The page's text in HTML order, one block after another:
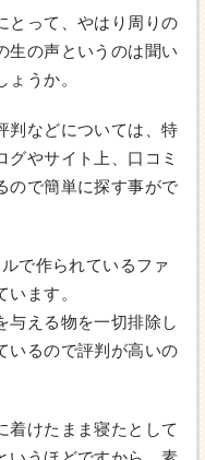
とって、やはり周りの
生の声というのは聞い
うか。
判などについては、特
グやサイト上、口コミ
ので簡単に探す事がで
で作られているファ
ます。
与える物を一切排除し
いるので評判が高いの
着けたまま寝たとして